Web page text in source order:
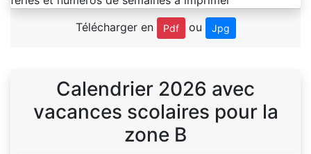
Télécharger en Pdf ou Jpg
Calendrier 2026 avec
vacances scolaires pour la
zone B